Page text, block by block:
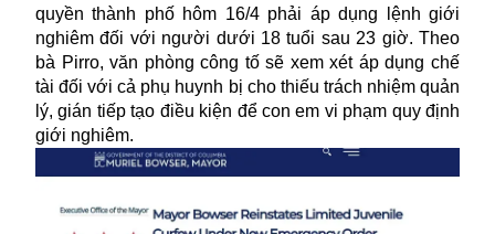
quyền thành phố hôm 16/4 phải áp dụng lệnh giới
nghiêm đối với người dưới 18 tuổi sau 23 giờ. Theo
bà Pirro, văn phòng công tố sẽ xem xét áp dụng chế
tài đối với cả phụ huynh bị cho thiếu trách nhiệm quản
lý, gián tiếp tạo điều kiện để con em vi phạm quy định
giới nghiêm.